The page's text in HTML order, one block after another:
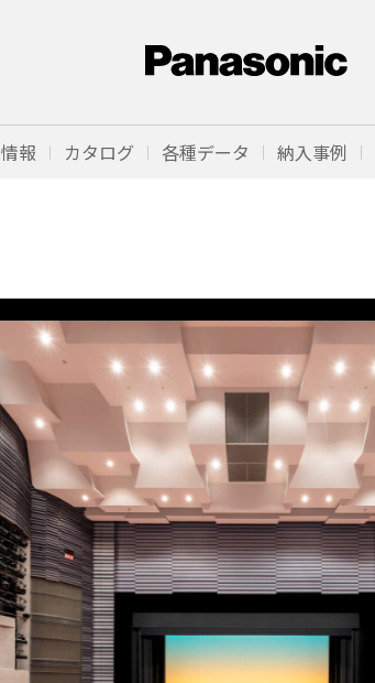
報 カタログ 各種データ 納入事例